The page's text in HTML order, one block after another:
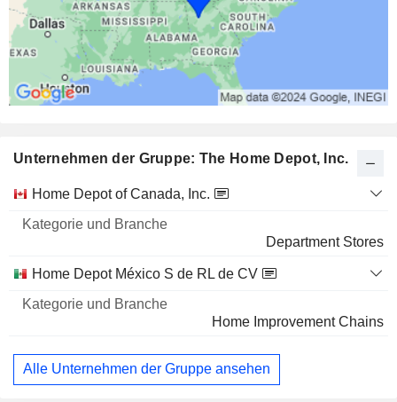
Unternehmen der Gruppe: The Home Depot, Inc.
Name
Kategorie
Branche
Home Depot of Canada, Inc.
Department Stores
Home Depot México S de RL de CV
Home Improvement Chains
Alle Unternehmen der Gruppe ansehen